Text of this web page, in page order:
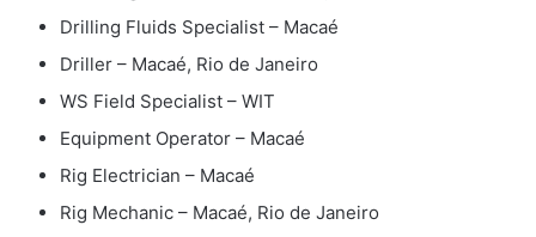
Drilling Fluids Specialist – Macaé
Driller – Macaé, Rio de Janeiro
WS Field Specialist – WIT
Equipment Operator – Macaé
Rig Electrician – Macaé
Rig Mechanic – Macaé, Rio de Janeiro